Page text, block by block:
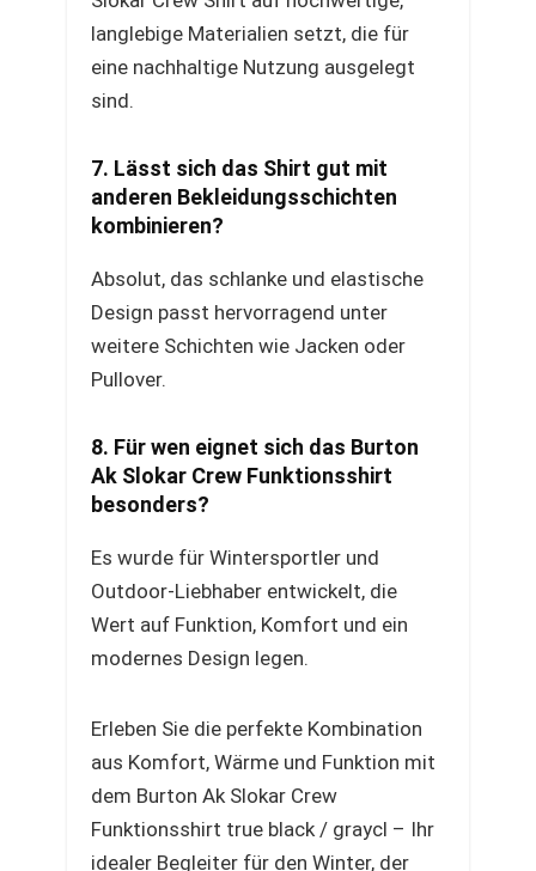
langlebige Materialien setzt, die für
eine nachhaltige Nutzung ausgelegt
sind.
7. Lässt sich das Shirt gut mit
anderen Bekleidungsschichten
kombinieren?
Absolut, das schlanke und elastische
Design passt hervorragend unter
weitere Schichten wie Jacken oder
Pullover.
8. Für wen eignet sich das Burton
Ak Slokar Crew Funktionsshirt
besonders?
Es wurde für Wintersportler und
Outdoor-Liebhaber entwickelt, die
Wert auf Funktion, Komfort und ein
modernes Design legen.
Erleben Sie die perfekte Kombination
aus Komfort, Wärme und Funktion mit
dem Burton Ak Slokar Crew
Funktionsshirt true black / graycl – Ihr
idealer Begleiter für den Winter, der